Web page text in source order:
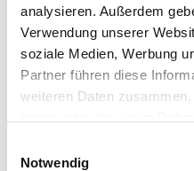
analysieren. Außerdem
Verwendung unserer
soziale Medien, Werbung
Partner führen diese
weiteren Daten
Notwendig